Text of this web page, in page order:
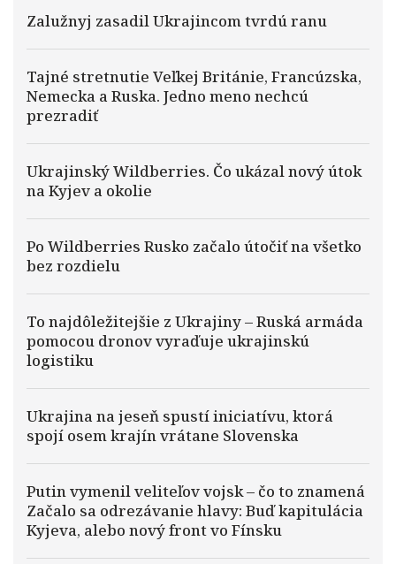
Zalužnyj zasadil Ukrajincom tvrdú ranu
Tajné stretnutie Veľkej Británie, Francúzska,
Nemecka a Ruska. Jedno meno nechcú
prezradiť
Ukrajinský Wildberries. Čo ukázal nový útok
na Kyjev a okolie
Po Wildberries Rusko začalo útočiť na všetko
bez rozdielu
To najdôležitejšie z Ukrajiny – Ruská armáda
pomocou dronov vyraďuje ukrajinskú
logistiku
Ukrajina na jeseň spustí iniciatívu, ktorá
spojí osem krajín vrátane Slovenska
Putin vymenil veliteľov vojsk – čo to znamená
Začalo sa odrezávanie hlavy: Buď kapitulácia
Kyjeva, alebo nový front vo Fínsku